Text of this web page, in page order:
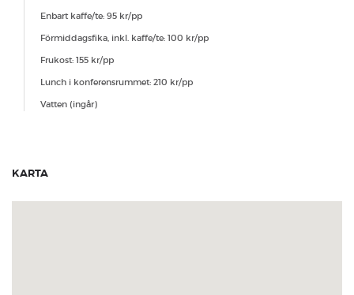
rätten att inte kunna garantera eventuell förtäring
eller det specifika rummet, men att i dessa fall ta
Folkhälsomyndighetens rekommendationer och
säkerställer att ni som kunder skall känna er säkra
när ni har era möten hos oss.
Enbart kaffe/te: 95 kr/pp
Förmiddagsfika, inkl. kaffe/te: 100 kr/pp
Frukost: 155 kr/pp
Lunch i konferensrummet: 210 kr/pp
Vatten (ingår)
KARTA